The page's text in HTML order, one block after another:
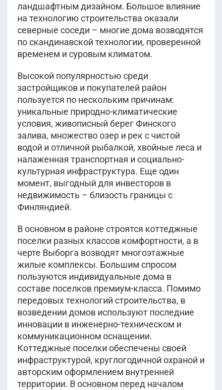
ландшафтным дизайном. Большое влияние
на технологию строительства оказали
северные соседи – многие дома возводятся
по скандинавской технологии, проверенной
временем и суровым климатом.
Высокой популярностью среди
застройщиков и покупателей район
пользуется по нескольким причинам:
уникальные природно-климатические
условия, живописный берег Финского
залива, множество озер и рек с чистой
водой и отличной рыбалкой, хвойные леса и
налаженная транспортная и социально-
культурная инфраструктура. Еще один
момент, выгодный для инвесторов в
недвижимость – близость границы с
Финляндией.
В основном в районе строятся коттеджные
поселки разных классов комфортности, а в
черте Выборга возводят многоэтажные
жилые комплексы. Большим спросом
пользуются индивидуальные дома в
составе поселков премиум-класса. Помимо
передовых технологий строительства, в
возведении домов используют последние
инновации в инженерно-техническом и
коммуникационном оснащении.
Коттеджные поселки обеспечены своей
инфраструктурой, круглогодичной охраной и
авторским оформлением внутренней
территории. В основном перед началом